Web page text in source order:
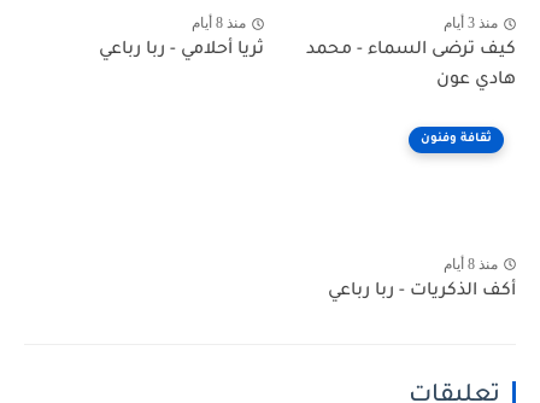
منذ 3 أيام
كيف ترضى السماء - محمد
هادي عون
منذ 8 أيام
ثريا أحلامي - ربا رباعي
ثقافة وفنون
منذ 8 أيام
أكف الذكريات - ربا رباعي
تعليقات